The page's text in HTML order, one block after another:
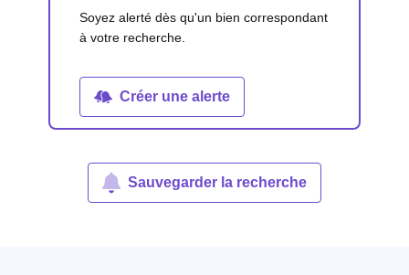
Soyez alerté dès qu'un bien correspondant
à votre recherche.
Créer une alerte
Sauvegarder la recherche